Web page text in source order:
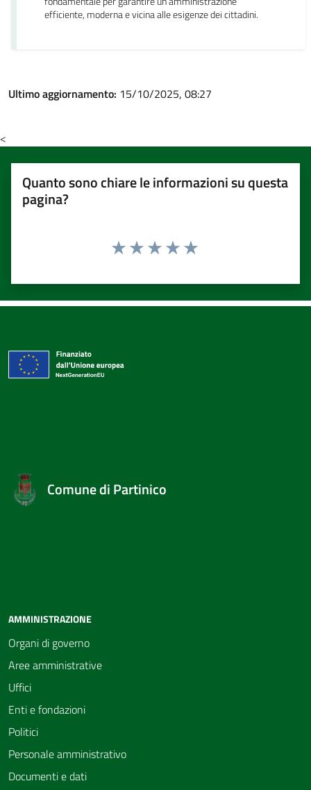
efficiente, moderna e vicina alle esigenze dei cittadini.
Ultimo aggiornamento: 15/10/2025, 08:27
<
Quanto sono chiare le informazioni su questa
pagina?
Comune di Partinico
AMMINISTRAZIONE
Organi di governo
Aree amministrative
Uffici
Enti e fondazioni
Politici
Personale amministrativo
Documenti e dati